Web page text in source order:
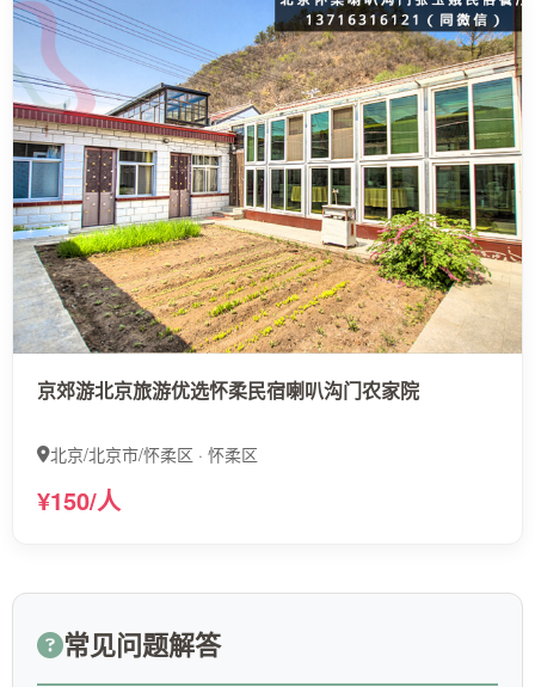
京郊游北京旅游优选怀柔民宿喇叭沟门农家院
北京/北京市/怀柔区 · 怀柔区
¥150/人
常见问题解答